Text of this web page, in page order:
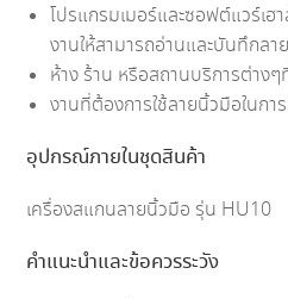
โปรแกรมเมอร์และซอฟต์แวร์เ
งานให้สามารถอ่านและบันทึกลา
ห้าง ร้าน หรือสถานบริการต่าง
งานที่ต้องการใช้ลายนิ้วมือในกา
อุปกรณ์ภายในชุดสินค้า
เครื่องสแกนลายนิ้วมือ รุ่น HU10
คำแนะนำและข้อควรระวัง